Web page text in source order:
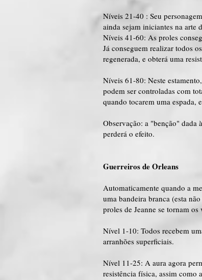
Níveis 21-40 : Seu
ainda sejam iniciantes na arte
Níveis 41-60: As proles
Já conseguem realizar todos
regenerada, e obterá uma
Níveis 61-80: Neste
podem ser controladas com
quando tocarem uma espada,
Observação: a "benção" dada
perderá o efeito.
Guerreiros de Orleans
Automaticamente quando a
uma bandeira branca (esta
proles de Jeanne se tornam
Nível 1-10: Todos recebem
arranhões superficiais.
Nível 11-25: A aura agora
resistência física, assim como